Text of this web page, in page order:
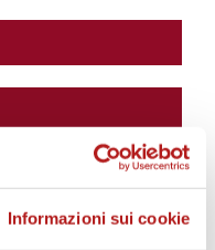
Informazioni sui cookie